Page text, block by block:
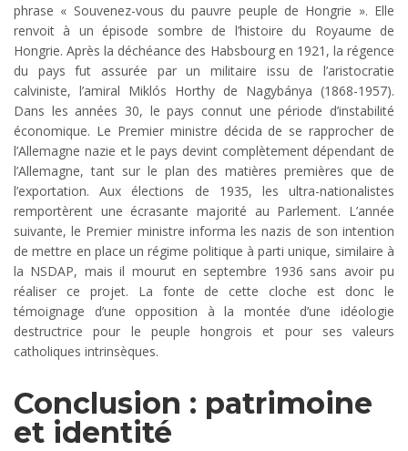
phrase « Souvenez-vous du pauvre peuple de Hongrie ». Elle
renvoit à un épisode sombre de l’histoire du Royaume de
Hongrie. Après la déchéance des Habsbourg en 1921, la régence
du pays fut assurée par un militaire issu de l’aristocratie
calviniste, l’amiral Miklós Horthy de Nagybánya (1868-1957).
Dans les années 30, le pays connut une période d’instabilité
économique. Le Premier ministre décida de se rapprocher de
l’Allemagne nazie et le pays devint complètement dépendant de
l’Allemagne, tant sur le plan des matières premières que de
l’exportation. Aux élections de 1935, les ultra-nationalistes
remportèrent une écrasante majorité au Parlement. L’année
suivante, le Premier ministre informa les nazis de son intention
de mettre en place un régime politique à parti unique, similaire à
la NSDAP, mais il mourut en septembre 1936 sans avoir pu
réaliser ce projet. La fonte de cette cloche est donc le
témoignage d’une opposition à la montée d’une idéologie
destructrice pour le peuple hongrois et pour ses valeurs
catholiques intrinsèques.
Conclusion : patrimoine
et identité